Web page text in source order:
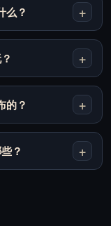
么？ +
+
的？ +
？ +